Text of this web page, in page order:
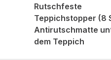
Rutschfeste
Teppichstopper (8
Antirutschmatte
dem Teppich